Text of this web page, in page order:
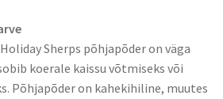
Sherps põhjapõder on väga
koerale kaissu võtmiseks või
Põhjapõder on kahekihiline, muutes